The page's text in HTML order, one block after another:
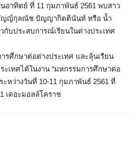
นอาทิตย์ ที่ 11 กุมภาพันธ์ 2561 พบสาว
กัญญ์กุลณัช ปัญญากิตตินันท์ หรือ น้ำ
กับประสบการณ์เรียนในต่างประเทศ
รศึกษาต่อต่างประเทศ และลุ้นเรียน
ะเทศได้ในงาน “มหกรรมการศึกษาต่อ
ะหว่างวันที่ 10-11 กุมภาพันธ์ 2561 ที่
เดอะมอลล์โคราช